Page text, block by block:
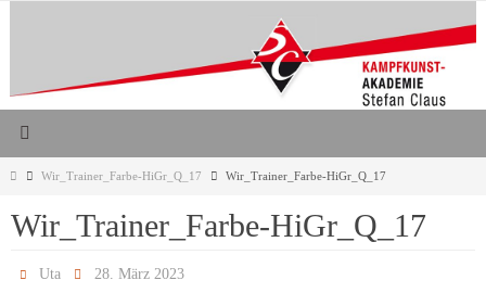
StartWir_Trainer_Farbe-HiGr_Q_17 Wir_Trainer_Farbe-HiGr_Q_17
Wir_Trainer_Farbe-HiGr_Q_17
Uta 28. März 2023